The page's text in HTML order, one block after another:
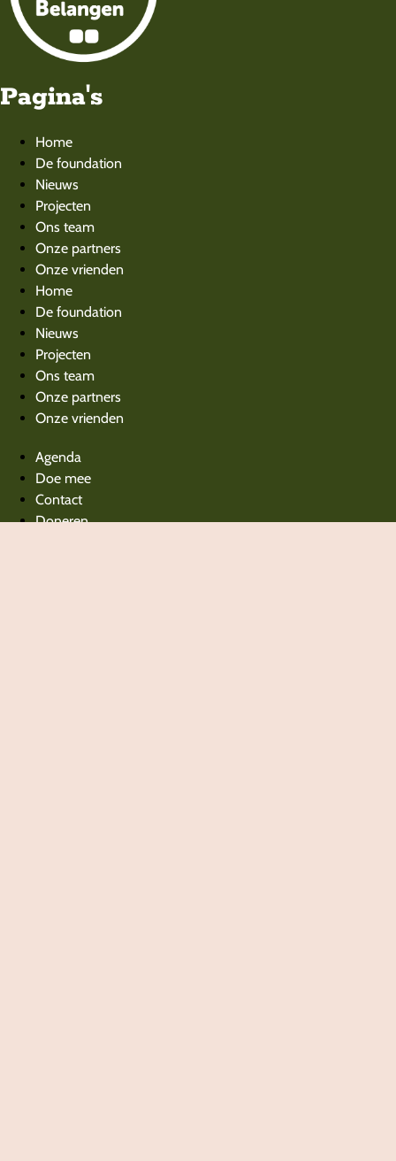
Pagina's
Home
De foundation
Nieuws
Projecten
Ons team
Onze partners
Onze vrienden
Home
De foundation
Nieuws
Projecten
Ons team
Onze partners
Onze vrienden
Agenda
Doe mee
Contact
Doneren